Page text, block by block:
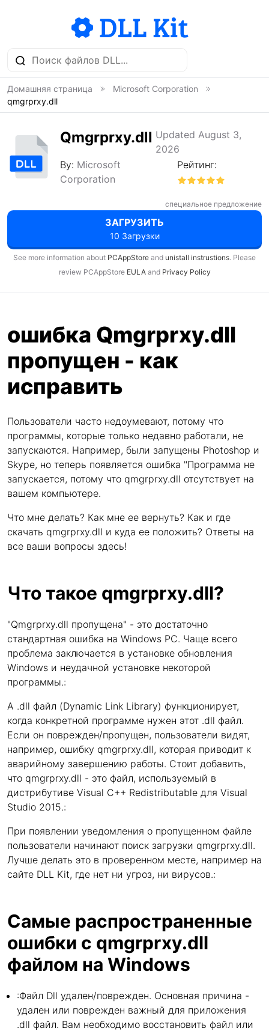
Домашняя страница
Microsoft Corporation
qmgrprxy.dll
Qmgrprxy.dll Updated August 3,
2026
By: Microsoft
Corporation
Рейтинг:
специальное предложение
ЗАГРУЗИТЬ
10 Загрузки
See more information about PCAppStore and unistall instrustions. Please
review PCAppStore EULAand Privacy Policy
ошибка Qmgrprxy.dll
пропущен - как
исправить
Пользователи часто недоумевают, потому что
программы, которые только недавно работали, не
запускаются. Например, были запущены Photoshop и
Skype, но теперь появляется ошибка "Программа не
запускается, потому что qmgrprxy.dll отсутствует на
вашем компьютере.
Что мне делать? Как мне ее вернуть? Как и где
скачать qmgrprxy.dll и куда ее положить? Ответы на
все ваши вопросы здесь!
Что такое qmgrprxy.dll?
"Qmgrprxy.dll пропущена" - это достаточно
стандартная ошибка на Windows PC. Чаще всего
проблема заключается в установке обновления
Windows и неудачной установке некоторой
программы.:
A .dll файл (Dynamic Link Library) функционирует,
когда конкретной программе нужен этот .dll файл.
Если он поврежден/пропущен, пользователи видят,
например, ошибку qmgrprxy.dll, которая приводит к
аварийному завершению работы. Стоит добавить,
что qmgrprxy.dll - это файл, используемый в
дистрибутиве Visual C++ Redistributable для Visual
Studio 2015.:
При появлении уведомления о пропущенном файле
пользователи начинают поиск загрузки qmgrprxy.dll.
Лучше делать это в проверенном месте, например на
сайте DLL Kit, где нет ни угроз, ни вирусов.:
Самые распространенные
ошибки с qmgrprxy.dll
файлом на Windows
:Файл Dll удален/поврежден. Основная причина -
удален или поврежден важный для приложения
.dll файл. Вам необходимо восстановить файл или